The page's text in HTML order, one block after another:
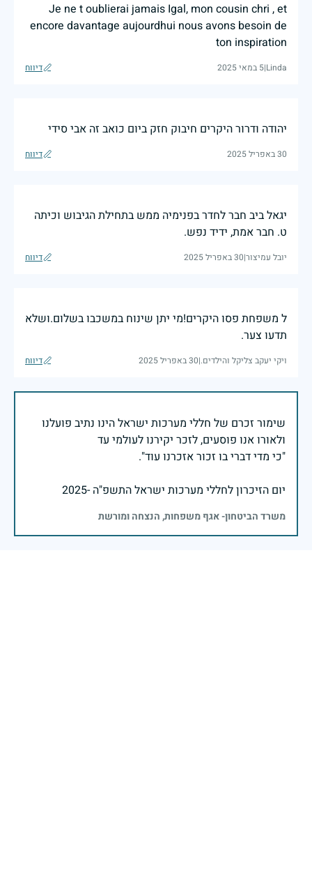
Je ne t oublierai jamais Igal, mon cousin chri , et
encore davantage aujourdhui nous avons besoin de
ton inspiration
Linda
|5 במאי 2025 דיווח
יהודה ודרור היקרים חיבוק חזק ביום כואב זה אבי סידי
30 באפריל 2025 דיווח
יגאל ביב חבר לחדר בפנימיה ממש בתחילת הגיבוש וכיתה
ט. חבר אמת, ידיד נפש.
יובל עמיצור|30 באפריל 2025 דיווח
ל משפחת פסו היקרים!מי יתן שינוח במשכבו בשלום.ושלא
תדעו צער.
ויקי יעקב צליקל והילדים.|30 באפריל 2025 דיווח
שימור זכרם של חללי מערכות ישראל הינו נתיב פועלנו
יום הזיכרון לחללי מערכות ישראל התשפ"ה -2025
משרד הביטחון- אגף משפחות, הנצחה ומורשת